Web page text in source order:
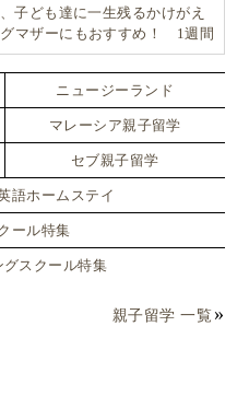
子ども達に一生残るかけがえ
マザーにもおすすめ！ 1週間
留学
ニュージーランド
マレーシア親子留学
セブ親子留学
語ホームステイ
ール特集
スクール特集
親子留学 一覧